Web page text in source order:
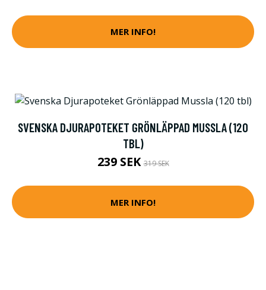
MER INFO!
SVENSKA DJURAPOTEKET GRÖNLÄPPAD MUSSLA (120
TBL)
239 SEK319 SEK
MER INFO!